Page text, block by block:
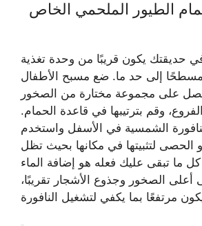
الطيور الملحمي الخاص
حديقتك يكون قريبًا من وحدة تغذية
مسطحًا إلى حد ما. ضع مسبح الأطفال
على مجموعة مختارة من الصخور
وقم بترتيبها في قاعدة الحمام.
الشمسية في الأسفل واستخدم
لتثبيتها في مكانها بحيث تظل
كل ما تبقى عليك فعله هو إضافة الماء
الصخور وجذوع الأشجار تقريبًا،